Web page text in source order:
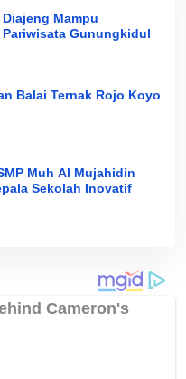
Mampu
Gunungkidul
Balai Ternak Rojo Koyo
Muh Al Mujahidin
Sekolah Inovatif